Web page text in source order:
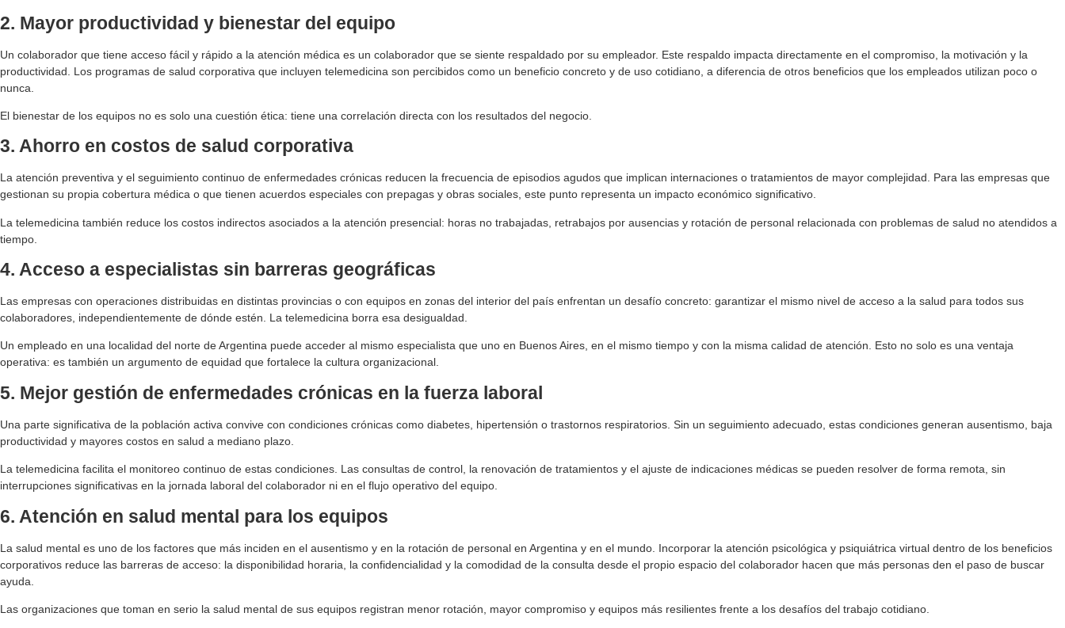
2. Mayor productividad y bienestar del equipo
Un colaborador que tiene acceso fácil y rápido a la atención médica es un colaborador que se siente respaldado por su empleador. Este respaldo impacta directamente en el compromiso, la motivación y la
productividad. Los programas de salud corporativa que incluyen telemedicina son percibidos como un beneficio concreto y de uso cotidiano, a diferencia de otros beneficios que los empleados utilizan poco o
nunca.
El bienestar de los equipos no es solo una cuestión ética: tiene una correlación directa con los resultados del negocio.
3. Ahorro en costos de salud corporativa
La atención preventiva y el seguimiento continuo de enfermedades crónicas reducen la frecuencia de episodios agudos que implican internaciones o tratamientos de mayor complejidad. Para las empresas que
gestionan su propia cobertura médica o que tienen acuerdos especiales con prepagas y obras sociales, este punto representa un impacto económico significativo.
La telemedicina también reduce los costos indirectos asociados a la atención presencial: horas no trabajadas, retrabajos por ausencias y rotación de personal relacionada con problemas de salud no atendidos a
tiempo.
4. Acceso a especialistas sin barreras geográficas
Las empresas con operaciones distribuidas en distintas provincias o con equipos en zonas del interior del país enfrentan un desafío concreto: garantizar el mismo nivel de acceso a la salud para todos sus
colaboradores, independientemente de dónde estén. La telemedicina borra esa desigualdad.
Un empleado en una localidad del norte de Argentina puede acceder al mismo especialista que uno en Buenos Aires, en el mismo tiempo y con la misma calidad de atención. Esto no solo es una ventaja
operativa: es también un argumento de equidad que fortalece la cultura organizacional.
5. Mejor gestión de enfermedades crónicas en la fuerza laboral
Una parte significativa de la población activa convive con condiciones crónicas como diabetes, hipertensión o trastornos respiratorios. Sin un seguimiento adecuado, estas condiciones generan ausentismo, baja
productividad y mayores costos en salud a mediano plazo.
La telemedicina facilita el monitoreo continuo de estas condiciones. Las consultas de control, la renovación de tratamientos y el ajuste de indicaciones médicas se pueden resolver de forma remota, sin
interrupciones significativas en la jornada laboral del colaborador ni en el flujo operativo del equipo.
6. Atención en salud mental para los equipos
La salud mental es uno de los factores que más inciden en el ausentismo y en la rotación de personal en Argentina y en el mundo. Incorporar la atención psicológica y psiquiátrica virtual dentro de los beneficios
corporativos reduce las barreras de acceso: la disponibilidad horaria, la confidencialidad y la comodidad de la consulta desde el propio espacio del colaborador hacen que más personas den el paso de buscar
ayuda.
Las organizaciones que toman en serio la salud mental de sus equipos registran menor rotación, mayor compromiso y equipos más resilientes frente a los desafíos del trabajo cotidiano.